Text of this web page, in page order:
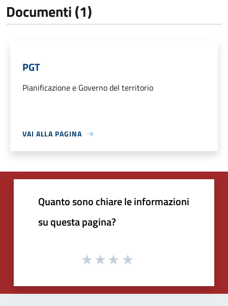
Documenti (1)
PGT
Pianificazione e Governo del territorio
VAI ALLA PAGINA
Quanto sono chiare le informazioni
su questa pagina?